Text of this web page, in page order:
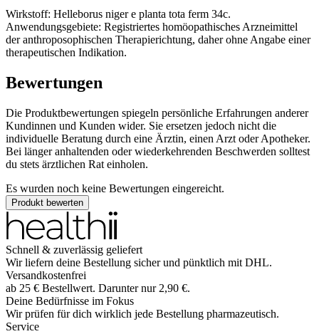
Wirkstoff: Helleborus niger e planta tota ferm 34c.
Anwendungsgebiete: Registriertes homöopathisches Arzneimittel
der anthroposophischen Therapierichtung, daher ohne Angabe einer
therapeutischen Indikation.
Bewertungen
Die Produktbewertungen spiegeln persönliche Erfahrungen anderer
Kundinnen und Kunden wider. Sie ersetzen jedoch nicht die
individuelle Beratung durch eine Ärztin, einen Arzt oder Apotheker.
Bei länger anhaltenden oder wiederkehrenden Beschwerden solltest
du stets ärztlichen Rat einholen.
Es wurden noch keine Bewertungen eingereicht.
Produkt bewerten
Schnell & zuverlässig geliefert
Wir liefern deine Bestellung sicher und pünktlich mit DHL.
Versandkostenfrei
ab 25 € Bestellwert. Darunter nur 2,90 €.
Deine Bedürfnisse im Fokus
Wir prüfen für dich wirklich jede Bestellung pharmazeutisch.
Service